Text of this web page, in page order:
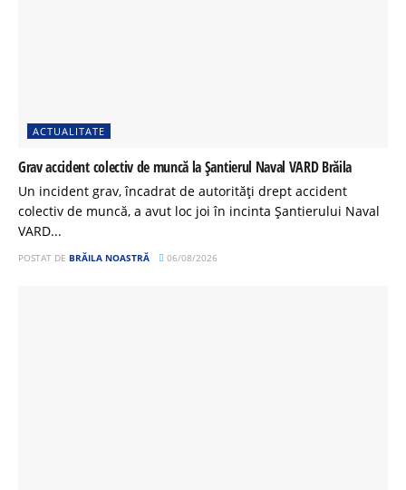
ACTUALITATE
Grav accident colectiv de muncă la Șantierul Naval VARD Brăila
Un incident grav, încadrat de autorități drept accident
colectiv de muncă, a avut loc joi în incinta Șantierului Naval
VARD...
POSTAT DE BRĂILA NOASTRĂ 06/08/2026